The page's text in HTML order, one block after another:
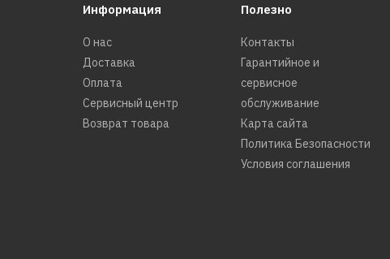
Информация
О нас
Доставка
Оплата
Сервисный центр
Возврат товара
Полезно
Контакты
Гарантийное и
сервисное
обслуживание
Карта сайта
Политика Безопасности
Условия соглашения